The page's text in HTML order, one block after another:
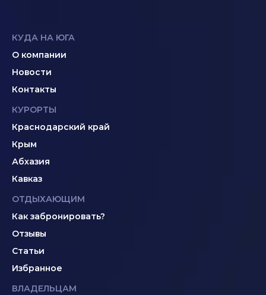
КУДА НА ЮГА
О компании
Новости
Контакты
КУРОРТЫ
Краснодарский край
Крым
Абхазия
Кавказ
ОТДЫХАЮЩИМ
Как забронировать?
Отзывы
Статьи
Избранное
ВЛАДЕЛЬЦАМ